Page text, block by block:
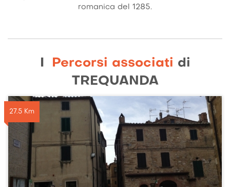
romanica del 1285.
I Percorsi associati di
TREQUANDA
27.5 Km